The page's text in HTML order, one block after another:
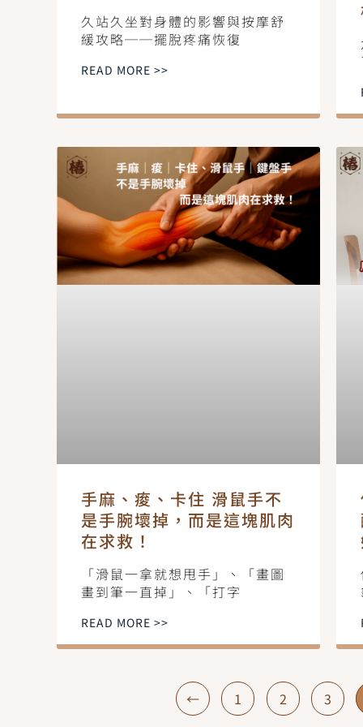
久站久坐對身體的影響與按摩舒
緩攻略──擺脫疼痛恢復
READ MORE >>
手麻、痠、卡住 滑鼠手不
是手腕壞掉，而是這塊肌肉
在求救！
「滑鼠一拿就想甩手」、「畫圖
畫到筆一直掉」、「打字
READ MORE >>
← 1 2 3